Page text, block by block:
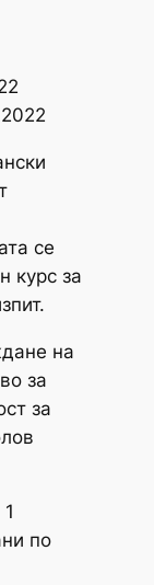
се
курс за
на
за
за
по